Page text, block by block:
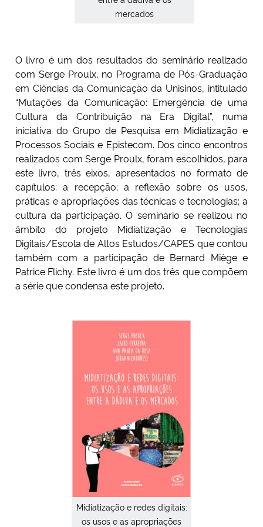
Secretaria de Governo
Gabinete de Segurança Institucional
Advocacia-Geral da União
Banco Central do Brasil
mercados
O livro é um dos resultados do seminário realizado
com Serge Proulx, no Programa de Pós-Graduação
em Ciências da Comunicação da Unisinos, intitulado
“Mutações da Comunicação: Emergência de uma
Cultura da Contribuição na Era Digital”, numa
iniciativa do Grupo de Pesquisa em Midiatização e
Processos Sociais e Epistecom. Dos cinco encontros
realizados com Serge Proulx, foram escolhidos, para
este livro, três eixos, apresentados no formato de
capítulos: a recepção; a reflexão sobre os usos,
práticas e apropriações das técnicas e tecnologias; a
cultura da participação. O seminário se realizou no
âmbito do projeto Midiatização e Tecnologias
Digitais/Escola de Altos Estudos/CAPES que contou
também com a participação de Bernard Miège e
Patrice Flichy. Este livro é um dos três que compõem
a série que condensa este projeto.
Midiatização e redes digitais:
os usos e as apropriações